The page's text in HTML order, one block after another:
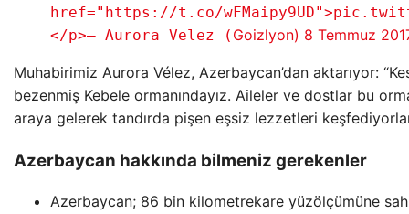
href="https://t.co/
</p>— Aurora Velez ( Goizlyon) 8 Temmuz
Muhabirimiz Aurora Vélez, Azerbaycan’dan aktarıyor:
bezenmiş Kebele ormanındayız. Aileler ve dostlar bu
araya gelerek tandırda pişen eşsiz lezzetleri
Azerbaycan hakkında bilmeniz gerekenler
Azerbaycan; 86 bin kilometrekare yüzölçümüne